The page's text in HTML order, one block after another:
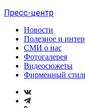
Пресс-центр
Новости
Полезное и
СМИ о нас
Фотогалерея
Видеосюжеты
Фирменный